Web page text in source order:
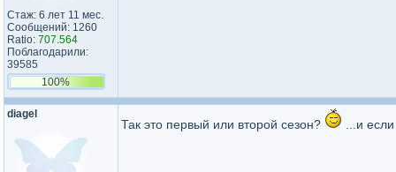
Стаж: 6 лет 11 мес.
Сообщений: 1260
Ratio: 707.564
Поблагодарили:
39585
100%
diagel
Так это первый или второй сезон? ...и